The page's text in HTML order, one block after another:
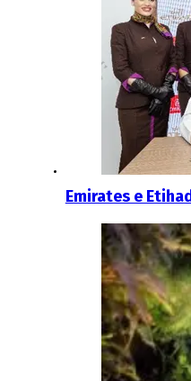
Emirates e